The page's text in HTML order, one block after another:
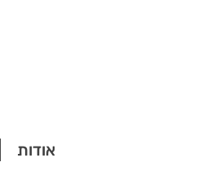
אודות